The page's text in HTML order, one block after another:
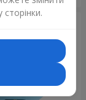
сторінки.